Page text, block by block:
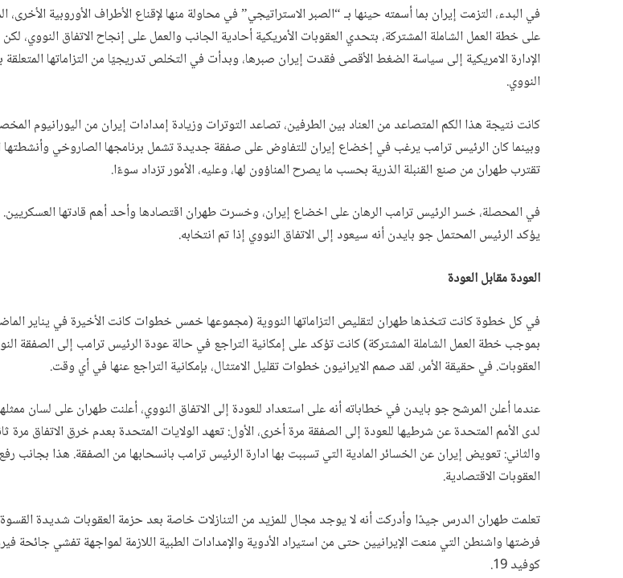
في البدء، التزمت إيران بما أسمته حينها بـ “الصبر الاستراتيجي” في محاولة منها لإقناع الأطراف الأوروبية الأخرى،
على خطة العمل الشاملة المشتركة، بتحدي العقوبات الأمريكية أحادية الجانب والعمل على إنجاح الاتفاق النووي،
الإدارة الامريكية إلى سياسة الضغط الأقصى فقدت إيران صبرها، وبدأت في التخلص تدريجيًا من التزاماتها المتعلقة
النووي.
كانت نتيجة هذا الكم المتصاعد من العناد بين الطرفين، تصاعد التوترات وزيادة إمدادات إيران من اليورانيوم
وبينما كان الرئيس ترامب يرغب في إخضاع إيران للتفاوض على صفقة جديدة تشمل برنامجها الصاروخي وأنشطتها
تقترب طهران من صنع القنبلة الذرية بحسب ما يصرح المناؤون لها، وعليه، الأمور تزداد سوءًا.
في المحصلة، خسر الرئيس ترامب الرهان على اخضاع إيران، وخسرت طهران اقتصادها وأحد أهم قادتها العسكريين.
يؤكد الرئيس المحتمل جو بايدن أنه سيعود إلى الاتفاق النووي إذا تم انتخابه.
العودة مقابل العودة
في كل خطوة كانت تتخذها طهران لتقليص التزاماتها النووية (مجموعها خمس خطوات كانت الأخيرة في يناير
بموجب خطة العمل الشاملة المشتركة) كانت تؤكد على إمكانية التراجع في حالة عودة الرئيس ترامب إلى الصفقة
العقوبات. في حقيقة الأمر، لقد صمم الايرانيون خطوات تقليل الامتثال، بإمكانية التراجع عنها في أي وقت.
عندما أعلن المرشح جو بايدن في خطاباته أنه على استعداد للعودة إلى الاتفاق النووي، أعلنت طهران على لسان
لدى الأمم المتحدة عن شرطيها للعودة إلى الصفقة مرة أخرى، الأول: تعهد الولايات المتحدة بعدم خرق الاتفاق مرة
والثاني: تعويض إيران عن الخسائر المادية التي تسببت بها ادارة الرئيس ترامب بانسحابها من الصفقة. هذا بجانب
العقوبات الاقتصادية.
تعلمت طهران الدرس جيدًا وأدركت أنه لا يوجد مجال للمزيد من التنازلات خاصة بعد حزمة العقوبات شديدة
فرضتها واشنطن التي منعت الإيرانيين حتى من استيراد الأدوية والإمدادات الطبية اللازمة لمواجهة تفشي جائحة
كوفيد 19.